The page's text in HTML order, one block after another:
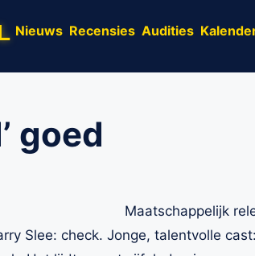
Nieuws Recensies Audities
goed
Maatschappelijk
Slee: check. Jonge, talentvolle